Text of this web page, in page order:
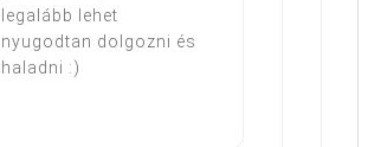
legalább lehet
nyugodtan dolgozni és
haladni :)